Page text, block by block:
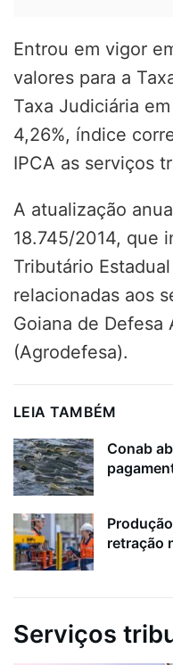
Entrou em vigor
valores para a
Taxa Judiciária
4,26%, índice
IPCA as serviços
A atualização
18.745/2014, que
Tributário
relacionadas aos
Goiana de Defesa
(Agrodefesa).
LEIA TAMBÉM
Conab
retração
Serviços